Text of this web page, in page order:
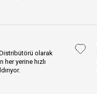
Distribütörü olarak
yerine hızlı